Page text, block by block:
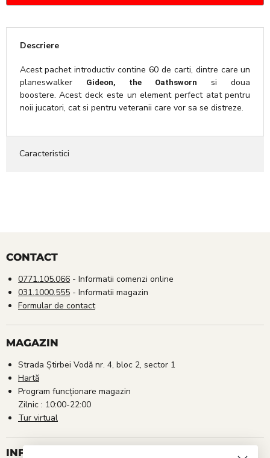
Descriere
Acest pachet introductiv contine 60 de carti, dintre care un
planeswalker
Gideon, the Oathsworn
si doua
boostere. Acest deck este un element perfect atat pentru
noii jucatori, cat si pentru veteranii care vor sa se distreze.
Caracteristici
CONTACT
0771.105.066 - Informatii comenzi online
031.1000.555 - Informatii magazin
Formular de contact
MAGAZIN
Strada Știrbei Vodă nr. 4, bloc 2, sector 1
Hartă
Program funcționare magazin
Zilnic : 10:00-22:00
Tur virtual
INFORMAȚII UTILE